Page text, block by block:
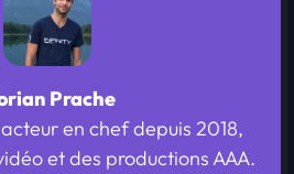
Prache
en chef depuis 2018,
et des productions AAA.